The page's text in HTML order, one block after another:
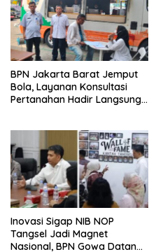
BPN Jakarta Barat Jemput
Bola, Layanan Konsultasi
Pertanahan Hadir Langsung
Inovasi Sigap NIB NOP
Tangsel Jadi Magnet
Nasional, BPN Gowa Datang